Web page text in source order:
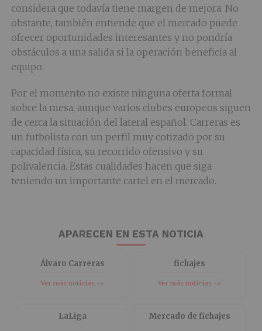
considera que todavía tiene margen de mejora. No
obstante, también entiende que el mercado puede
ofrecer oportunidades interesantes y no pondría
obstáculos a una salida si la operación beneficia al
equipo.
Por el momento no existe ninguna oferta formal
sobre la mesa, aunque varios clubes europeos siguen
de cerca la situación del lateral español. Carreras es
un futbolista con un perfil muy cotizado por su
capacidad física, su recorrido ofensivo y su
polivalencia. Estas cualidades hacen que siga
teniendo un importante cartel en el mercado.
APARECEN EN ESTA NOTICIA
Álvaro Carreras
Ver más noticias ->
fichajes
Ver más noticias ->
LaLiga Mercado de fichajes